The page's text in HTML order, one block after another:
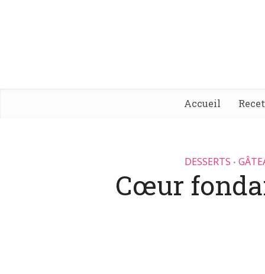
Accueil
DESSERTS •
Cœur